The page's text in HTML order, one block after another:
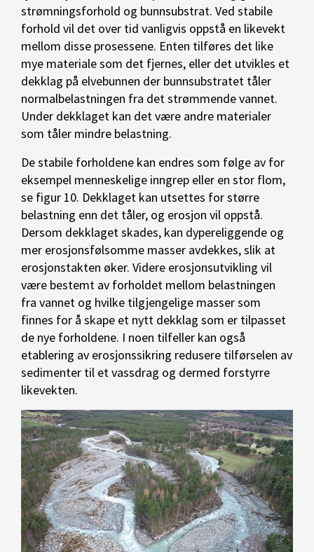
strømningsforhold og bunnsubstrat. Ved stabile
forhold vil det over tid vanligvis oppstå en likevekt
mellom disse prosessene. Enten tilføres det like
mye materiale som det fjernes, eller det utvikles et
dekklag på elvebunnen der bunnsubstratet tåler
normalbelastningen fra det strømmende vannet.
Under dekklaget kan det være andre materialer
som tåler mindre belastning.
De stabile forholdene kan endres som følge av for
eksempel menneskelige inngrep eller en stor flom,
se figur 10. Dekklaget kan utsettes for større
belastning enn det tåler, og erosjon vil oppstå.
Dersom dekklaget skades, kan dypereliggende og
mer erosjonsfølsomme masser avdekkes, slik at
erosjonstakten øker. Videre erosjonsutvikling vil
være bestemt av forholdet mellom belastningen
fra vannet og hvilke tilgjengelige masser som
finnes for å skape et nytt dekklag som er tilpasset
de nye forholdene. I noen tilfeller kan også
etablering av erosjonssikring redusere tilførselen av
sedimenter til et vassdrag og dermed forstyrre
likevekten.